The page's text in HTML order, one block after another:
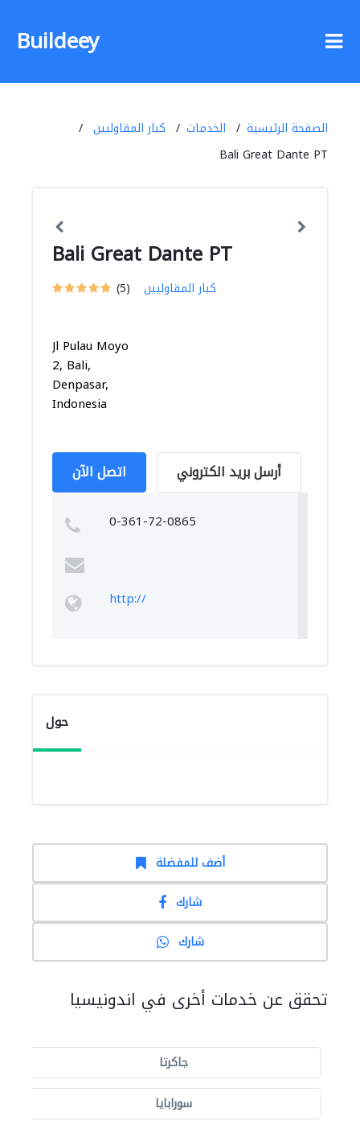
Buildeey
الصفحة الرئيسية الخدمات
كبار المقاوليين
Bali Great Dante PT
Bali Great Dante PT
(5) كبار المقاوليين
Jl Pulau Moyo
2, Bali,
Denpasar,
Indonesia
اتصل الآن أرسل بريد الكتروني
0-361-72-0865
http://
حول
أضف للمفضلة
شارك
شارك
تحقق عن خدمات أخرى في اندونيسيا
جاكرتا
سورابايا